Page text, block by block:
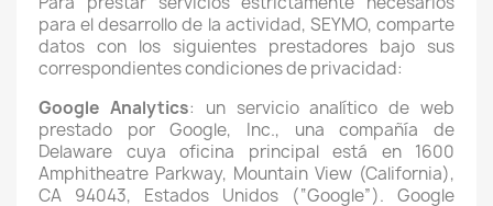
para el desarrollo de la actividad, SEYMO, comparte
datos con los siguientes prestadores bajo sus
correspondientes condiciones de privacidad:
Google Analytics: un servicio analítico de web
prestado por Google, Inc., una compañía de
Delaware cuya oficina principal está en 1600
Amphitheatre Parkway, Mountain View (California),
CA 94043, Estados Unidos (“Google”). Google